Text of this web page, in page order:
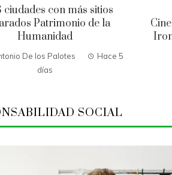
ciudades con más sitios
Patrimonio de la
Humanidad
De los Palotes
Hace 5
días
SOCIAL